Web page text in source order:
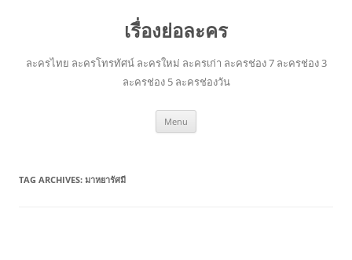
เรื่องย่อละคร
ละครไทย ละครโทรทัศน์ ละครใหม่ ละครเก่า ละครช่อง 7 ละครช่อง 3
ละครช่อง 5 ละครช่องวัน
Menu
TAG ARCHIVES: มาหยารัศมี